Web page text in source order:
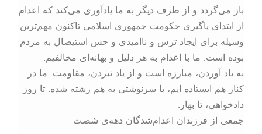
باز می‌گردد و از طرف دیگر به ما یادآوری می‌کند که اعدام
از ابتدای پاگیری حکومت جمهوری اسلامی تاکنون مهم‌ترین
وسیله‌ برای ایجاد ترس و ناامیدی و حس استیصال به مردم
بوده است. ما با اعدام به هر دلیل و بهانه‌ای مخالفیم.
به یاد آوردن، مبارزه است و از یاد نبردن، مقاومت. ما در
کنار هم ایستاده ایم، با سرنوشتی به هم رشته شده. تا روز
دادخواهی، تا بهار.
جمعی از فرزندان اعدام‌شدگان دهه‌ی شصت